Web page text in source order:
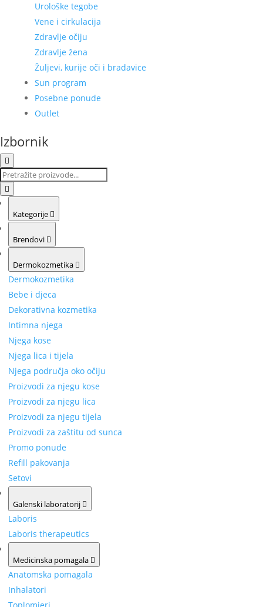
Urološke tegobe
Vene i cirkulacija
Zdravlje očiju
Zdravlje žena
Žuljevi, kurije oči i bradavice
Sun program
Posebne ponude
Outlet
Izbornik
Kategorije
Brendovi
Dermokozmetika
Dermokozmetika
Bebe i djeca
Dekorativna kozmetika
Intimna njega
Njega kose
Njega lica i tijela
Njega područja oko očiju
Proizvodi za njegu kose
Proizvodi za njegu lica
Proizvodi za njegu tijela
Proizvodi za zaštitu od sunca
Promo ponude
Refill pakovanja
Setovi
Galenski laboratorij
Laboris
Laboris therapeutics
Medicinska pomagala
Anatomska pomagala
Inhalatori